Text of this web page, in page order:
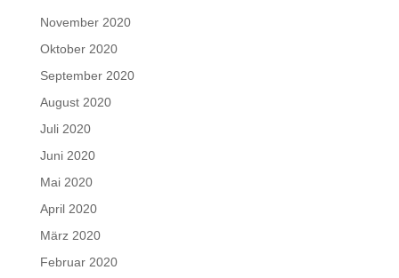
November 2020
Oktober 2020
September 2020
August 2020
Juli 2020
Juni 2020
Mai 2020
April 2020
März 2020
Februar 2020